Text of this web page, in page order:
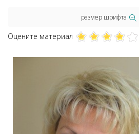
размер шрифта
Оцените материал